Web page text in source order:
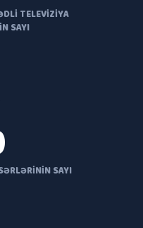
TELEVIZIYA
SAYI
SAYI